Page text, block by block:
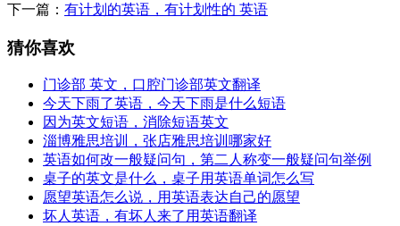
下一篇： 有计划的英语，有计划性的 英语
猜你喜欢
门诊部 英文，口腔门诊部英文翻译
今天下雨了英语，今天下雨是什么短语
因为英文短语，消除短语英文
淄博雅思培训，张店雅思培训哪家好
英语如何改一般疑问句，第二人称变一般疑问句举例
桌子的英文是什么，桌子用英语单词怎么写
愿望英语怎么说，用英语表达自己的愿望
坏人英语，有坏人来了用英语翻译